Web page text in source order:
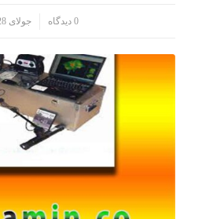
0 دیدگاه جولای 28, 2026